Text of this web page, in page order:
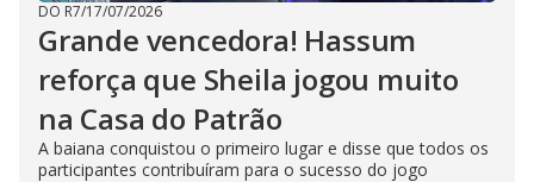
DO R7/17/07/2026
Grande vencedora! Hassum
reforça que Sheila jogou muito
na Casa do Patrão
A baiana conquistou o primeiro lugar e disse que todos os
participantes contribuíram para o sucesso do jogo